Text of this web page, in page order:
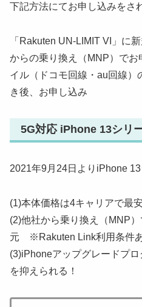
下記方法にてお申し込みをさ
「Rakuten UN-LIMIT VI」に
からの乗り換え（MNP）で
イル（ドコモ回線・au回線）
き後、お申し込み
5G対応 iPhone 13シリ
2021年9月24日よりiPhone
(1)本体価格は4キャリアで最
(2)他社から乗り換え（MNP
元 ※Rakuten Link利用条件
(3)iPhoneアップグレードプ
を抑えられる！